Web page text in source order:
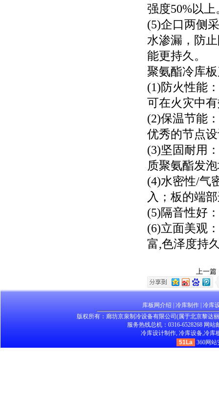
强度50%以上
(5)企口两侧
水渗漏，防
能更持久。
聚氨酯冷库
(1)防火性能
可在火灾中
(2)保温节能
优秀的节点
(3)坚固耐用
质聚氨酯发
(4)水密性/气
入；板的端
(5)隔音性好
(6)立面美观
富,色泽度持
上一篇
库板网介绍 冷库制作| 冷库
版权所有：廊坊京泉制冷设备有限公司(属于北京黎达
服务热线总机：0316-6528268 网站
冷库设计制作, 冷库设备,冷库
51La
360网站